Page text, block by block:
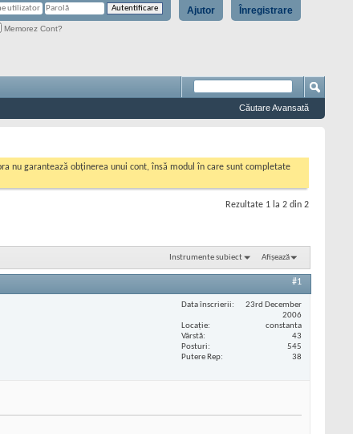
Înregistrare
Ajutor
Memorez Cont?
Căutare Avansată
nu garantează obținerea unui cont, însă modul în care sunt completate
Rezultate 1 la 2 din 2
Instrumente subiect Afișează
#1
Data înscrierii
23rd December
2006
Locaţie
constanta
Vârstă
43
Posturi
545
Putere Rep
38